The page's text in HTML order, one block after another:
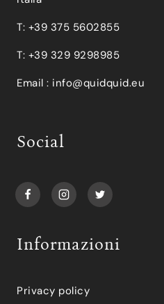
T: +39 375 5602855
T: +39 329 9298985
Email : info@quidquid.eu
Social
Informazioni
Privacy policy